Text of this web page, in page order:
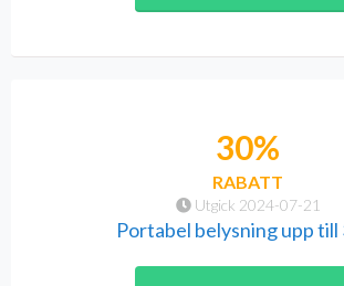
Utgick 2024-07-21
30%
RABATT
Portabel belysning upp till